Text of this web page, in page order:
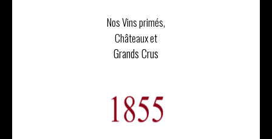
Nos Vins primés,
Châteaux et
Grands Crus